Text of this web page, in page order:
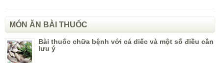
MÓN ĂN BÀI THUỐC
Bài thuốc chữa bệnh với cá diếc và một số điều cần
lưu ý